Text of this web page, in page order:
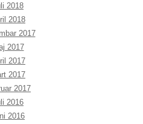
2018
2018
2017
2017
2017
2017
2017
2016
2016